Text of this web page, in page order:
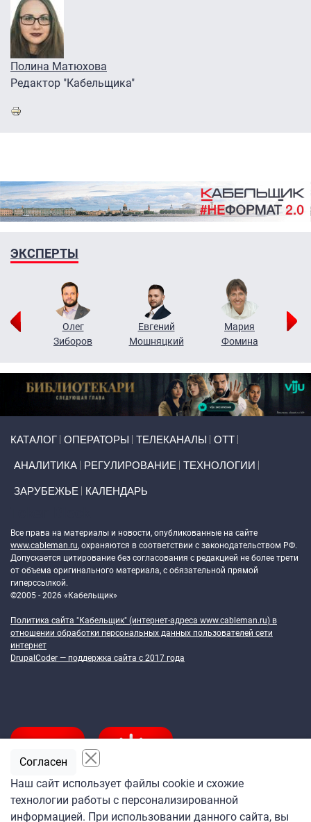
Полина Матюхова
Редактор "Кабельщика"
ЭКСПЕРТЫ
Олег
Зиборов
Евгений
Мошняцкий
Мария
Фомина
КАТАЛОГ ОПЕРАТОРЫ ТЕЛЕКАНАЛЫ ОТТ
АНАЛИТИКА РЕГУЛИРОВАНИЕ ТЕХНОЛОГИИ
ЗАРУБЕЖЬЕ КАЛЕНДАРЬ
Все права на материалы и новости, опубликованные на сайте
www.cableman.ru, охраняются в соответствии с законодательством РФ.
Допускается цитирование без согласования с редакцией не более трети
от объема оригинального материала, с обязательной прямой
гиперссылкой.
©2005 - 2026 «Кабельщик»
Политика сайта "Кабельщик" (интернет-адреса www.cableman.ru) в
отношении обработки персональных данных пользователей сети
интернет
DrupalCoder — поддержка сайта c 2017 года
Подпишитесь
Наш сайт использует файлы cookie и схожие
технологии работы с персонализированной
информацией. При использовании данного сайта, вы
Согласен